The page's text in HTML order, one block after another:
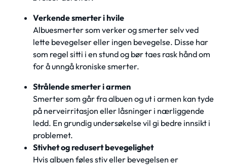
Verkende smerter i hvile
Albuesmerter som verker og smerter selv ved
lette bevegelser eller ingen bevegelse. Disse har
som regel sitti i en stund og bør taes rask hånd om
for å unngå kroniske smerter.
Strålende smerter i armen
Smerter som går fra albuen og ut i armen kan tyde
på nerveirritasjon eller låsninger i nærliggende
ledd. En grundig undersøkelse vil gi bedre innsikt i
problemet.
Stivhet og redusert bevegelighet
Hvis albuen føles stiv eller bevegelsen er